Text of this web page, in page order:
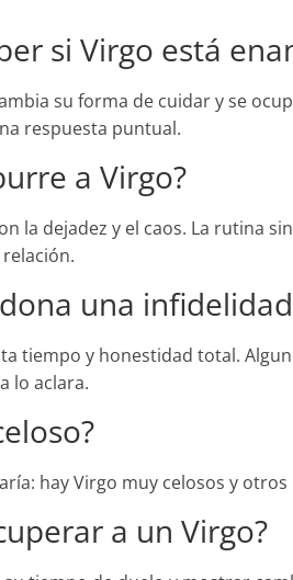
si Virgo está
su forma de cuidar y se
respuesta puntual.
a Virgo?
la dejadez y el caos. La rutina
una
tiempo y honestidad total.
lo aclara.
hay Virgo muy celosos y
a un Virgo?